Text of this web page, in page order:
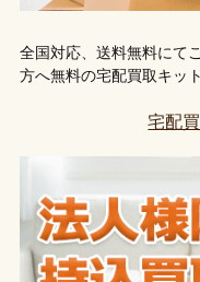
全国対応、送料無料にて
方へ無料の宅配買取キッ
宅配